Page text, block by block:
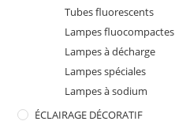
Tubes fluorescents
Lampes fluocompactes
Lampes à décharge
Lampes spéciales
Lampes à sodium
ÉCLAIRAGE DÉCORATIF